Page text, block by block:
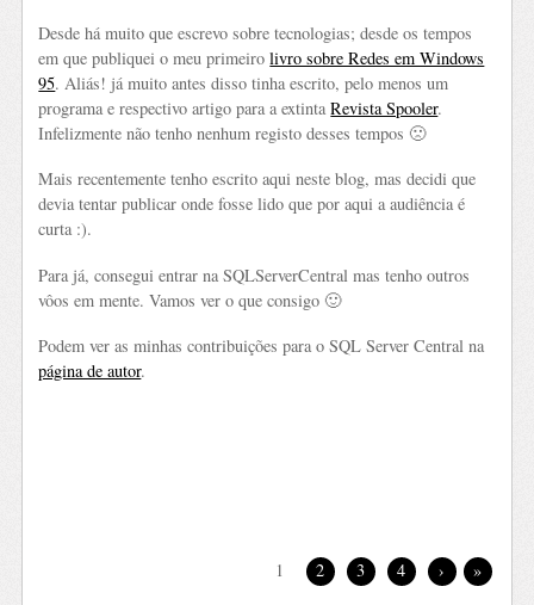
Desde há muito que escrevo sobre tecnologias; desde os tempos
em que publiquei o meu primeirolivro sobre Redes em Windows
95. Aliás! já muito antes disso tinha escrito, pelo menos um
programa e respectivo artigo para a extintaRevista Spooler.
Infelizmente não tenho nenhum registo desses tempos 🙁
Mais recentemente tenho escrito aqui neste blog, mas decidi que
devia tentar publicar onde fosse lido que por aqui a audiência é
curta :).
Para já, consegui entrar na SQLServerCentral mas tenho outros
vôos em mente. Vamos ver o que consigo 🙂
Podem ver as minhas contribuições para o SQL Server Central na
página de autor.
1 2 3 4 › »